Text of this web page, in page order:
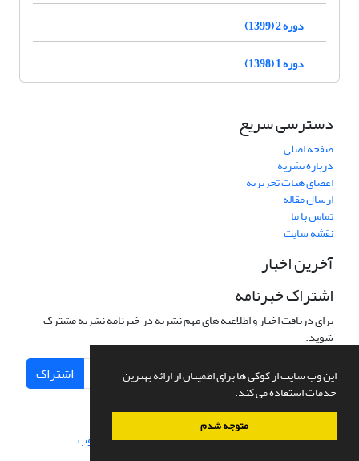
این وب سایت از کوکی ها برای اطمینان از ارائه بهترین
خدمات استفاده می کند.
متوجه شدم
دوره 2 (1399)
دوره 1 (1398)
دسترسی سریع
صفحه اصلی
درباره نشریه
اعضای هیات تحریریه
ارسال مقاله
تماس با ما
نقشه سایت
آخرین اخبار
اشتراک خبرنامه
برای دریافت اخبار و اطلاعیه های مهم نشریه در خبرنامه نشریه مشترک
شوید.
اشتراک
سامانه مدیریت نشریات علمی.طراحی و پیاده سازی از سیناوب